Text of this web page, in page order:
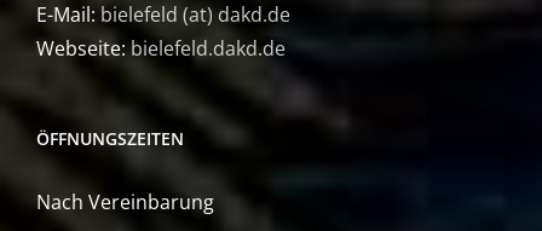
E-Mail: bielefeld (at) dakd.de
Webseite:bielefeld.dakd.de
ÖFFNUNGSZEITEN
Nach Vereinbarung